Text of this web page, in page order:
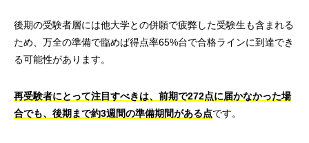
後期の受験者層には他大学との併願で疲弊した受験生も含まれる
ため、万全の準備で臨めば得点率65%台で合格ラインに到達でき
る可能性があります。
再受験者にとって注目すべきは、前期で272点に届かなかった場
合でも、後期まで約3週間の準備期間がある点です。